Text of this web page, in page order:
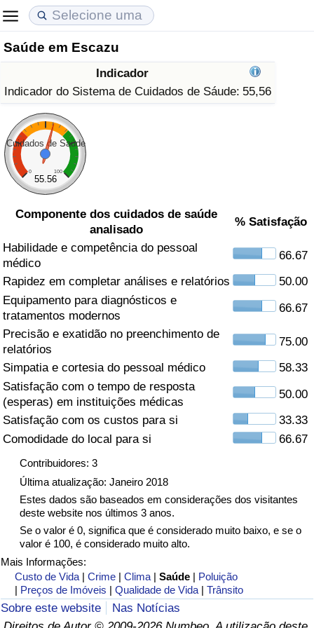
Saúde em Escazu
Indicador
Indicador do Sistema de Cuidados de Sáude: 55,56
Cuidados de Saúde
0 100
55.56
Componente dos cuidados de saúde
analisado
% Satisfação
Habilidade e competência do pessoal
médico
66.67
Rapidez em completar análises e relatórios
50.00
Equipamento para diagnósticos e
tratamentos modernos
66.67
Precisão e exatidão no preenchimento de
relatórios
75.00
Simpatia e cortesia do pessoal médico
58.33
Satisfação com o tempo de resposta
(esperas) em instituições médicas
50.00
Satisfação com os custos para si
33.33
Comodidade do local para si
66.67
Contribuidores: 3
Última atualização: Janeiro 2018
Estes dados são baseados em considerações dos visitantes
deste website nos últimos 3 anos.
Se o valor é 0, significa que é considerado muito baixo, e se o
valor é 100, é considerado muito alto.
Mais Informações:
Custo de Vida |Crime |Clima |Saúde | Poluição
| Preços de Imóveis |Qualidade de Vida |Trânsito
Sobre este website
Nas Notícias
Custo de Vida
Indicador de Custo de Vida (Atual)
Indicador de Custo de Vida
Indicador de Custo de Vida Por País
em Aqaba
Preços de Imóveis
Indicador de Preços de Imóveis (Atual)
Indicador de Preços de Imóveis
Indicador de Preços de Imóveis por País
Qualidade de Vida
Indicador de Qualidade de Vida
Indicador de Qualidade de Vida (Atual)
Índice de qualidade de vida por país
Crime
Taxa do Indicador de Crime (Atual)
Indicador de Crime
Índice de criminalidade por país
Saúde
Indicador de Saúde (Atual)
Indicador de Saúde
Indicador de Saúde por País
Poluição
Indicador de Poluição (Atual)
Índice de poluição
Indicador de Poluição por País
Trânsito